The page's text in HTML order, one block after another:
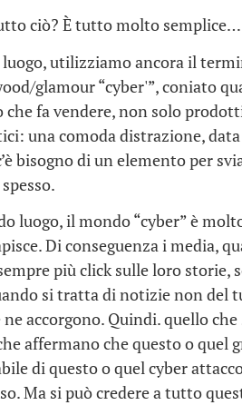
ciò? È tutto molto semplice…
utilizziamo ancora il
glamour “cyber'”, coniato
che fa vendere, non solo
una comoda distrazione,
bisogno di un elemento per
luogo, il mondo “cyber” è
Di conseguenza i media,
più click sulle loro
si tratta di notizie non del
accorgono. Quindi. quello
affermano che questo o quel
di questo o quel cyber
Ma si può credere a tutto